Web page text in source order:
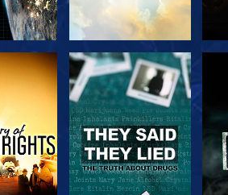
צפה